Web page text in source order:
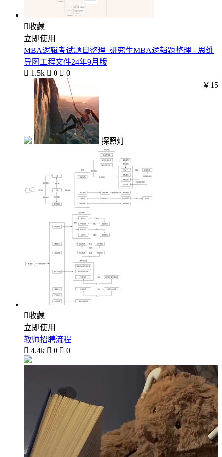
收藏
立即使用
MBA逻辑考试题目整理_研究生MBA逻辑题整理 - 思维
导图工程文件24年9月版
 1.5k  0  0
探照灯
￥15
收藏
立即使用
教师招聘流程
 4.4k  0  0